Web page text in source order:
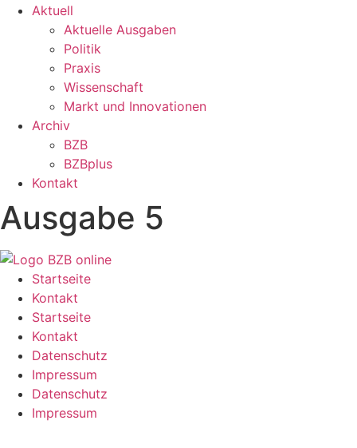
Aktuell
Aktuelle Ausgaben
Politik
Praxis
Wissenschaft
Markt und Innovationen
Archiv
BZB
BZBplus
Kontakt
Ausgabe 5
Startseite
Kontakt
Startseite
Kontakt
Datenschutz
Impressum
Datenschutz
Impressum